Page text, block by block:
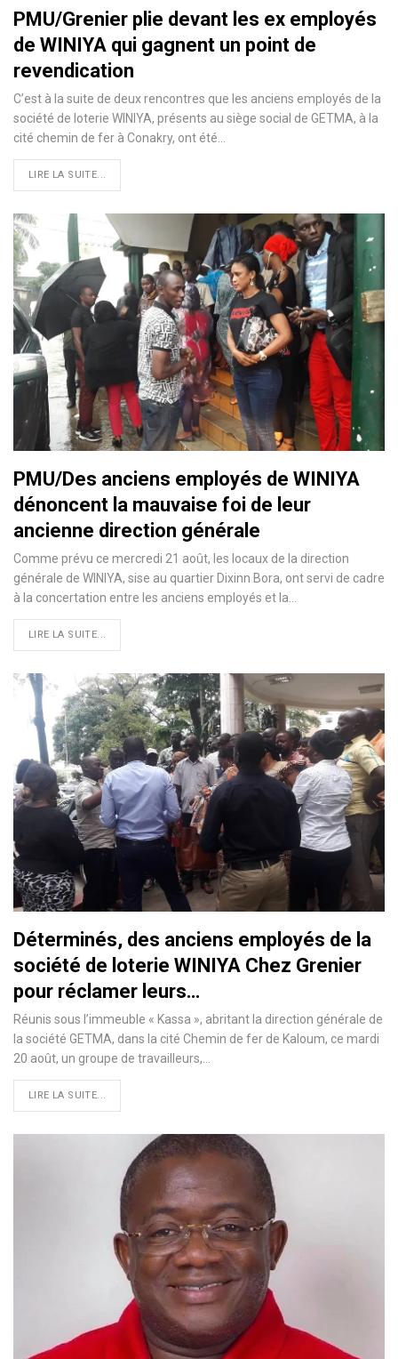
PMU/Grenier plie devant les ex employés
de WINIYA qui gagnent un point de
revendication
C’est à la suite de deux rencontres que les anciens employés de la
société de loterie WINIYA, présents au siège social de GETMA, à la
cité chemin de fer à Conakry, ont été
LIRE LA SUITE...
PMU/Des anciens employés de WINIYA
dénoncent la mauvaise foi de leur
ancienne direction générale
Comme prévu ce mercredi 21 août, les locaux de la direction
générale de WINIYA, sise au quartier Dixinn Bora, ont servi de cadre
à la concertation entre les anciens employés et la…
LIRE LA SUITE...
Déterminés, des anciens employés de la
société de loterie WINIYA Chez Grenier
pour réclamer leurs…
Réunis sous l’immeuble « Kassa », abritant la direction générale de
la société GETMA, dans la cité Chemin de fer de Kaloum, ce mardi
20 août, un groupe de travailleurs,
LIRE LA SUITE...